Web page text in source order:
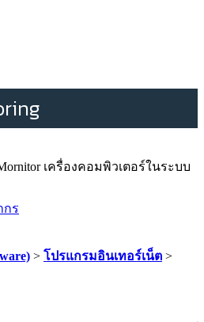
เครื่องคอมพิวเตอร์ในระบบ
กร
> โปรแกรมอินเทอร์เน็ต >